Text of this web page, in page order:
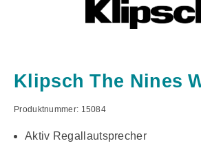
Klipsch The Nines
Produktnummer: 15084
Aktiv Regallautsprecher